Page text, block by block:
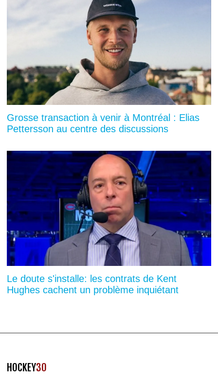
Grosse transaction à venir à Montréal : Elias
Pettersson au centre des discussions
Le doute s'installe: les contrats de Kent
Hughes cachent un problème inquiétant
HOCKEY30